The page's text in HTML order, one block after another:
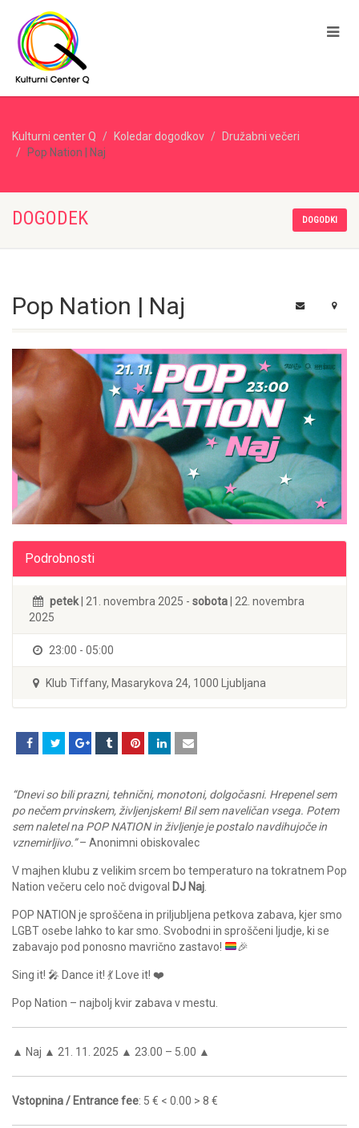
Kulturni center Q Koledar dogodkov
Družabni večeri
Pop Nation | Naj
DOGODEK DOGODKI
Pop Nation | Naj
Podrobnosti
petek | 21. novembra 2025 - sobota | 22. novembra
2025
23:00 - 05:00
Klub Tiffany, Masarykova 24, 1000 Ljubljana
“Dnevi so bili prazni, tehnični, monotoni, dolgočasni. Hrepenel sem
po nečem prvinskem, življenjskem! Bil sem naveličan vsega. Potem
sem naletel na POP NATION in življenje je postalo navdihujoče in
vznemirljivo.”– Anonimni obiskovalec
V majhen klubu z velikim srcem bo temperaturo na tokratnem Pop
Nation večeru celo noč dvigoval DJ Naj
POP NATION je sproščena in priljubljena petkova zabava, kjer smo
LGBT osebe lahko to kar smo. Svobodni in sproščeni ljudje, ki se
zabavajo pod ponosno mavrično zastavo!
🎉
Sing it! 🎤 Dance it! 💃 Love it! ❤️
Pop Nation – najbolj kvir zabava v mestu.
▲ Naj ▲ 21. 11. 2025 ▲ 23.00 – 5.00 ▲
Vstopnina / Entrance fee: 5 € < 0.00 > 8 €